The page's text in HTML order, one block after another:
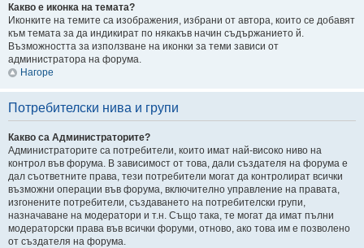
Какво е иконка на темата?
Иконките на темите са изображения, избрани от автора, които се добавят
към темата за да индикират по някакъв начин съдържанието й.
Възможността за използване на иконки за теми зависи от
администратора на форума.
Нагоре
Потребителски нива и групи
Какво са Администраторите?
Администраторите са потребители, които имат най-високо ниво на
контрол във форума. В зависимост от това, дали създателя на форума е
дал съответните права, тези потребители могат да контролират всички
възможни операции във форума, включително управление на правата,
изгонените потребители, създаването на потребителски групи,
назначаване на модератори и т.н. Също така, те могат да имат пълни
модераторски права във всички форуми, отново, ако това им е позволено
от създателя на форума.